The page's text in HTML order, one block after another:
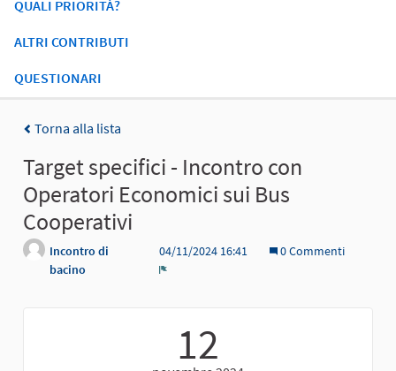
QUALI PRIORITÀ?
ALTRI CONTRIBUTI
QUESTIONARI
Torna alla lista
Target specifici - Incontro con
Operatori Economici sui Bus
Cooperativi
Incontro di
bacino
04/11/2024 16:41
0 Commenti
12